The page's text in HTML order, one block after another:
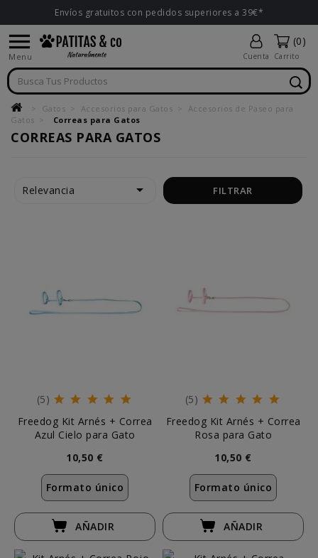
Envíos gratuitos con pedidos superiores a 39€*

Menu Cuenta
(0)
Carrito
Gatos Accesorios para Gatos
Accesorios de Paseo para
Gatos
Correas para Gatos
CORREAS PARA GATOS
Relevancia  FILTRAR
(5)
Freedog Kit Arnés + Correa
Azul Cielo para Gato
10,50 €
Formato único
AÑADIR
(5)
Freedog Kit Arnés + Correa
Rosa para Gato
10,50 €
Formato único
AÑADIR